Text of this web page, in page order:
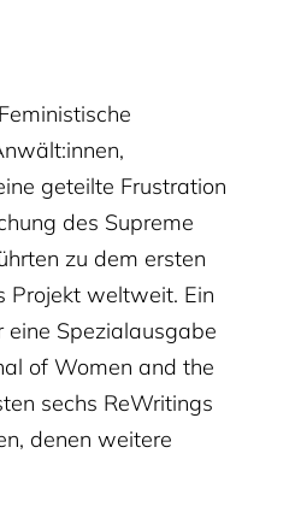
geteilte Frustration
des Supreme
zu dem ersten
Projekt weltweit. Ein
Spezialausgabe
of Women and the
sechs ReWritings
denen weitere